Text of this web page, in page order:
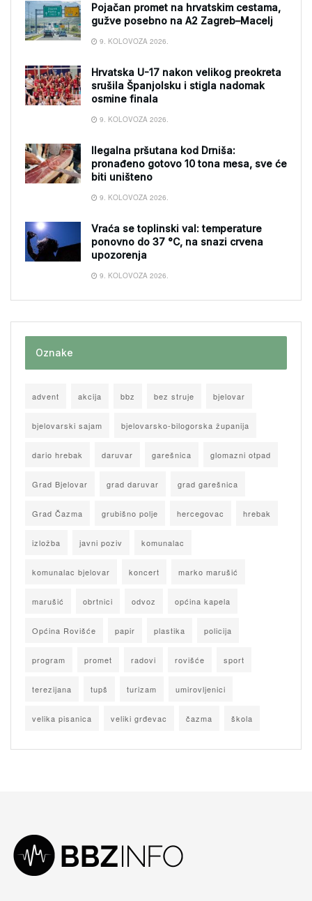
Pojačan promet na hrvatskim cestama,
gužve posebno na A2 Zagreb–Macelj
9. KOLOVOZA 2026.
Hrvatska U-17 nakon velikog preokreta
srušila Španjolsku i stigla nadomak
osmine finala
9. KOLOVOZA 2026.
Ilegalna pršutana kod Drniša:
pronađeno gotovo 10 tona mesa, sve će
biti uništeno
9. KOLOVOZA 2026.
Vraća se toplinski val: temperature
ponovno do 37 °C, na snazi crvena
upozorenja
9. KOLOVOZA 2026.
Oznake
advent akcija bbz bez struje bjelovar
bjelovarski sajam bjelovarsko-bilogorska županija
dario hrebak daruvar garešnica glomazni otpad
Grad Bjelovar grad daruvar grad garešnica
Grad Čazma grubišno polje hercegovac hrebak
izložba javni poziv komunalac
komunalac bjelovar koncert marko marušić
marušić obrtnici odvoz općina kapela
Općina Rovišće papir plastika policija
program promet radovi rovišće sport
terezijana tupš turizam umirovljenici
velika pisanica veliki grđevac čazma škola